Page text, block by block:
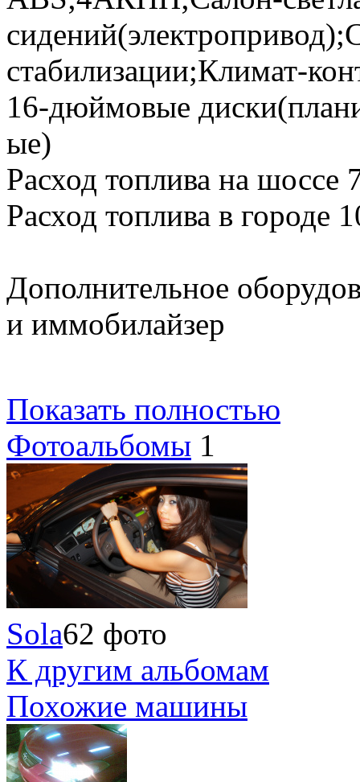
стабилизации;Климат-
16-дюймовые
ые)
Расход топлива на шоссе
Расход топлива в городе
Дополнительное
и иммобилайзер
Показать полностью
Фотоальбомы 1
Sola62 фото
К другим альбомам
Похожие машины